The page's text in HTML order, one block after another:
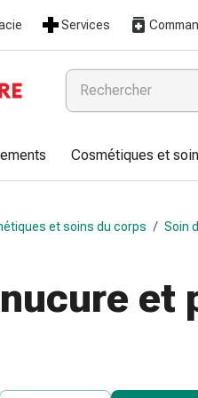
Services
Cosmétiques et
et soins du corps / Soin
et